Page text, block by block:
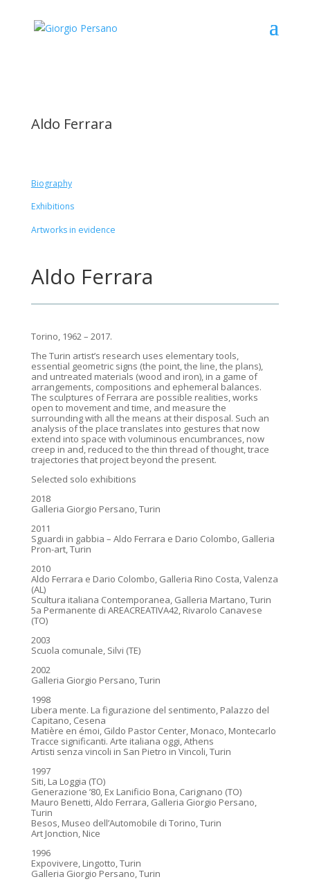
Aldo Ferrara
Biography
Exhibitions
Artworks in evidence
Aldo Ferrara
Torino, 1962 – 2017.
The Turin artist’s research uses elementary tools,
essential geometric signs (the point, the line, the plans),
and untreated materials (wood and iron), in a game of
arrangements, compositions and ephemeral balances.
The sculptures of Ferrara are possible realities, works
open to movement and time, and measure the
surrounding with all the means at their disposal. Such an
analysis of the place translates into gestures that now
extend into space with voluminous encumbrances, now
creep in and, reduced to the thin thread of thought, trace
trajectories that project beyond the present.
Selected solo exhibitions
2018
Galleria Giorgio Persano, Turin
2011
Sguardi in gabbia – Aldo Ferrara e Dario Colombo, Galleria
Pron-art, Turin
2010
Aldo Ferrara e Dario Colombo, Galleria Rino Costa, Valenza
(AL)
Scultura italiana Contemporanea, Galleria Martano, Turin
5a Permanente di AREACREATIVA42, Rivarolo Canavese
(TO)
2003
Scuola comunale, Silvi (TE)
2002
Galleria Giorgio Persano, Turin
1998
Libera mente. La figurazione del sentimento, Palazzo del
Capitano, Cesena
Matière en émoi, Gildo Pastor Center, Monaco, Montecarlo
Tracce significanti. Arte italiana oggi, Athens
Artisti senza vincoli in San Pietro in Vincoli, Turin
1997
Siti, La Loggia (TO)
Generazione ’80, Ex Lanificio Bona, Carignano (TO)
Mauro Benetti, Aldo Ferrara, Galleria Giorgio Persano,
Turin
Besos, Museo dell’Automobile di Torino, Turin
Art Jonction, Nice
1996
Expovivere, Lingotto, Turin
Galleria Giorgio Persano, Turin